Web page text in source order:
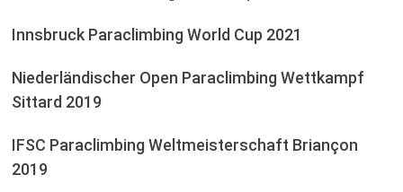
Innsbruck Paraclimbing World Cup 2021
Niederländischer Open Paraclimbing Wettkampf
Sittard 2019
IFSC Paraclimbing Weltmeisterschaft Briançon
2019